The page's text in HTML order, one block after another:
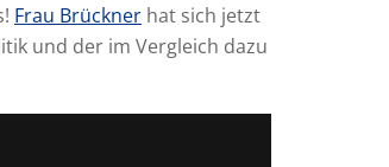
Frau Brückner hat sich jetzt
und der im Vergleich dazu